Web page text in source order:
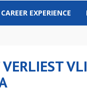
CAREER EXPERIENCE